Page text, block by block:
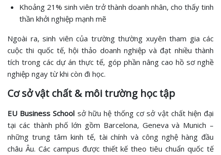
Khoảng 21% sinh viên trở thành doanh nhân, cho thấy tinh
thần khởi nghiệp mạnh mẽ
Ngoài ra, sinh viên của trường thường xuyên tham gia các
cuộc thi quốc tế, hội thảo doanh nghiệp và đạt nhiều thành
tích trong các dự án thực tế, góp phần nâng cao hồ sơ nghề
nghiệp ngay từ khi còn đi học.
Cơ sở vật chất & môi trường học tập
EU Business School sở hữu hệ thống cơ sở vật chất hiện đại
tại các thành phố lớn gồm Barcelona, Geneva và Munich –
những trung tâm kinh tế, tài chính và công nghệ hàng đầu
châu Âu. Các campus được thiết kế theo tiêu chuẩn quốc tế